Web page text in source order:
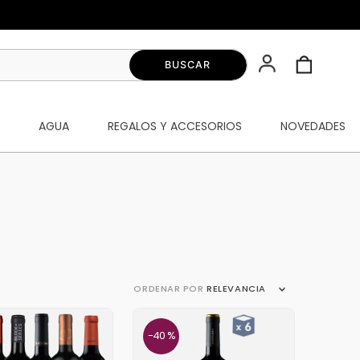
AGUA REGALOS Y ACCESORIOS NOVEDADES
ORDENAR POR RELEVANCIA
40 %